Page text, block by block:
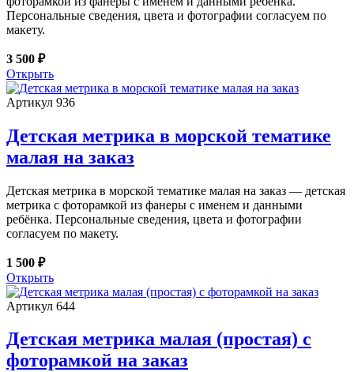
Персональные сведения, цвета и фотографии согласуем по
макету.
3 500 ₽
Открыть
Артикул 936
Детская метрика в морской тематике
малая на заказ
Детская метрика в морской тематике малая на заказ — детская
метрика с фоторамкой из фанеры с именем и данными
ребёнка. Персональные сведения, цвета и фотографии
согласуем по макету.
1 500 ₽
Открыть
Артикул 644
Детская метрика малая (простая) с
фоторамкой на заказ